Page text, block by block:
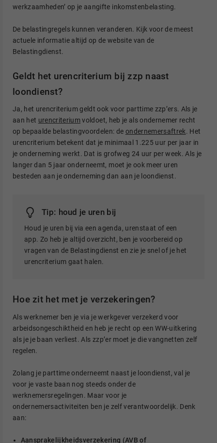
werkzaamheden’ op je aangifte inkomstenbelasting.
De belastingregels kunnen veranderen. Kijk voor de meest
actuele informatie altijd op de website van de
Belastingdienst.
Geldt het urencriterium bij zzp naast
loondienst?
Ja, het urencriterium geldt ook voor parttime zzp’ers. Als je
aan het urencriteriumvoldoet, heb je als ondernemer recht
op bepaalde belastingvoordelen: de ondernemersaftrek. Het
urencriterium betekent dat je minimaal 1.225 uur per jaar in
je onderneming werkt. Dat is grofweg 24 uur per week. Als je
langer dan 5 jaar onderneemt, moet je ook meer uren
besteden aan je onderneming dan aan je loondienst.
Tip: houd je uren bij
Houd je uren bij via een agenda, urenstaat of een
app. Zo heb je altijd overzicht, ben je voorbereid op
vragen van de Belastingdienst en zie je snel of je het
urencriterium gaat halen.
Hoe zit het met je verzekeringen?
Als werknemer ben je via je werkgever verzekerd voor
arbeidsongeschiktheid en heb je recht op een WW-uitkering
als je je baan verliest. Als zzp’er moet je die vangnetten zelf
regelen.
Zolang je parttime onderneemt naast je loondienst, val je
voor je vaste baan nog steeds onder de
werknemersregelingen. Maar voor je
ondernemersactiviteiten ben je zelf verantwoordelijk. Denk
aan:
Aansprakelijkheidsverzekering (AVB of